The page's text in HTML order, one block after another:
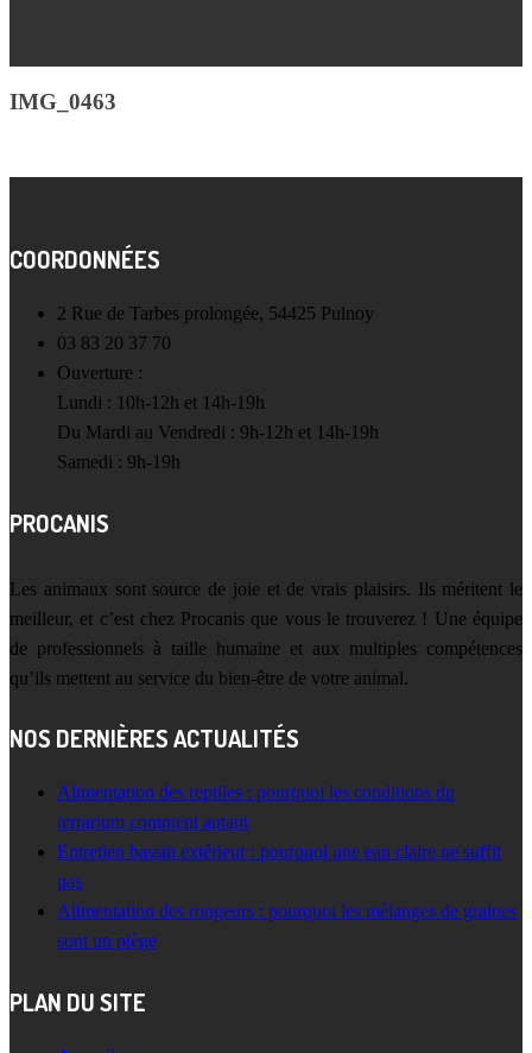
IMG_0463
COORDONNÉES
2 Rue de Tarbes prolongée, 54425 Pulnoy
03 83 20 37 70
Ouverture :
Lundi : 10h-12h et 14h-19h
Du Mardi au Vendredi : 9h-12h et 14h-19h
Samedi : 9h-19h
PROCANIS
Les animaux sont source de joie et de vrais plaisirs. Ils méritent le
meilleur, et c’est chez Procanis que vous le trouverez ! Une équipe
de professionnels à taille humaine et aux multiples compétences
qu’ils mettent au service du bien-être de votre animal.
NOS DERNIÈRES ACTUALITÉS
Alimentation des reptiles : pourquoi les conditions du
terrarium comptent autant
Entretien bassin extérieur : pourquoi une eau claire ne suffit
pas
Alimentation des rongeurs : pourquoi les mélanges de graines
sont un piège
PLAN DU SITE